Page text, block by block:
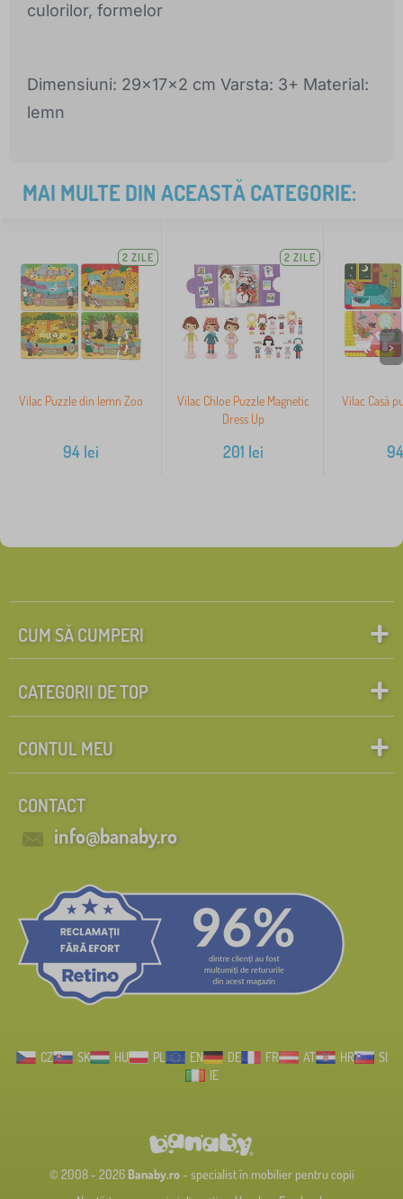
culorilor, formelor
Dimensiuni: 29x17x2 cm Varsta: 3+ Material:
lemn
MAI MULTE DIN ACEASTĂ CATEGORIE:
2 ZILE
Vilac Puzzle din lemn Zoo
94 lei
2 ZILE
Vilac Chloe Puzzle Magnetic
Dress Up
201 lei
Vilac Casă
94
>
CUM SĂ CUMPERI
CATEGORII DE TOP
CONTUL MEU
CONTACT
info@banaby.ro
CZ SK HU PL EN DE FR AT HR
SI
IE
© 2008 - 2026 Banaby.ro- specialist în mobilier pentru copii